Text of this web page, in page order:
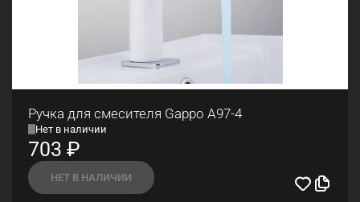
Ручка для смесителя Gappo A97-4
Нет в наличии
703 ₽
НЕТ В НАЛИЧИИ